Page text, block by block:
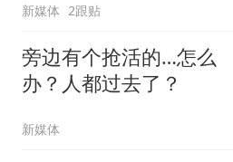
新媒体 2跟贴
旁边有个抢活的…怎么
办？人都过去了？
新媒体